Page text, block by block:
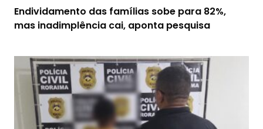
Endividamento das famílias sobe para 82%,
mas inadimplência cai, aponta pesquisa